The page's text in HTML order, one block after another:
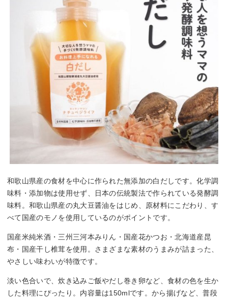
和歌山県産の食材を中心に作られた無添加の白だしです。化学調
味料・添加物は使用せず、日本の伝統製法で作られている発酵調
味料。和歌山県産の丸大豆醤油をはじめ、原材料にこだわり、す
べて国産のモノを使用しているのがポイントです。
国産米純米酒・三州三河本みりん・国産花かつお・北海道産昆
布・国産干し椎茸を使用。さまざまな素材のうまみが詰まった、
やさしい味わいが特徴です。
淡い色合いで、炊き込みご飯やだし巻き卵など、食材の色を生か
した料理にぴったり。内容量は150mlです。から揚げなど、普段